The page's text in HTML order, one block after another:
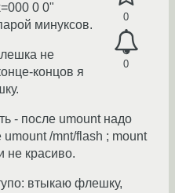
0
0
0 0"
минуксов.
не
концов я
- после umount надо
umount /mnt/flash ; mount
не красиво.
втыкаю флешку,